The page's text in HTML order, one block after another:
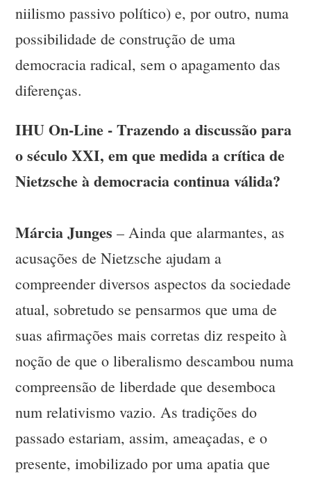
niilismo passivo político) e, por outro, numa
possibilidade de construção de uma
democracia radical, sem o apagamento das
diferenças.
IHU On-Line - Trazendo a discussão para
o século XXI, em que medida a crítica de
Nietzsche à democracia continua válida?
Márcia Junges – Ainda que alarmantes, as
acusações de Nietzsche ajudam a
compreender diversos aspectos da sociedade
atual, sobretudo se pensarmos que uma de
suas afirmações mais corretas diz respeito à
noção de que o liberalismo descambou numa
compreensão de liberdade que desemboca
num relativismo vazio. As tradições do
passado estariam, assim, ameaçadas, e o
presente, imobilizado por uma apatia que